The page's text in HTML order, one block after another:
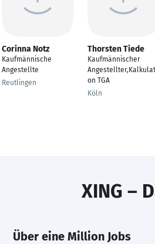
Corinna Notz
Kaufmännische
Angestellte
Reutlingen
Thorsten Tiede
Kaufmännischer
on TGA
Köln
XING –
Über eine Million Jobs